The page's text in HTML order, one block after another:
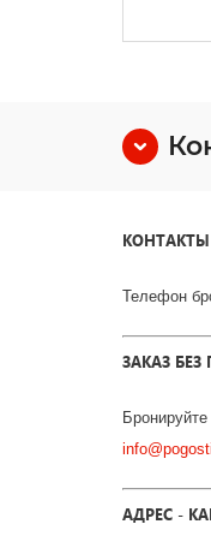
КОНТАКТЫ
Телефон
ЗАКАЗ
info@
АДРЕС -